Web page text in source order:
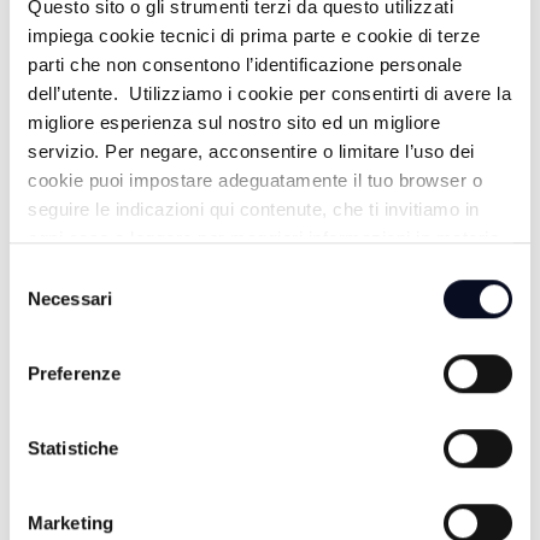
Questo sito o gli strumenti terzi da questo utilizzati
impiega cookie tecnici di prima parte e cookie di terze
parti che non consentono l’identificazione personale
dell’utente. Utilizziamo i cookie per consentirti di avere la
migliore esperienza sul nostro sito ed un migliore
servizio. Per negare, acconsentire o limitare l’uso dei
cookie puoi impostare adeguatamente il tuo browser o
seguire le indicazioni qui contenute, che ti invitiamo in
ogni caso a leggere per maggiori informazioni in materia
delNecessari
Preferenze
Statistiche
Marketing
IL VANGELO DELLA GIOIA - 14/06/2026
IL VANGELO DELLA GIOIA -
07/06/2026
IL VANGELO DELLA GIOIA - 31/05/2026
IL VANGELO DELLA GIOIA -